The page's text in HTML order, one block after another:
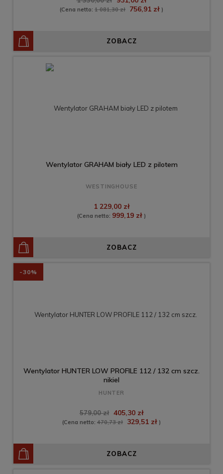
(Cena netto: 1 081,30 zł 756,91 zł )
ZOBACZ
Wentylator GRAHAM biały LED z pilotem
WESTINGHOUSE
1 229,00 zł
(Cena netto: 999,19 zł )
ZOBACZ
Wentylator HUNTER LOW PROFILE 112 / 132 cm szcz.
nikiel
HUNTER
579,00 zł 405,30 zł
(Cena netto: 470,73 zł 329,51 zł )
ZOBACZ
-30%